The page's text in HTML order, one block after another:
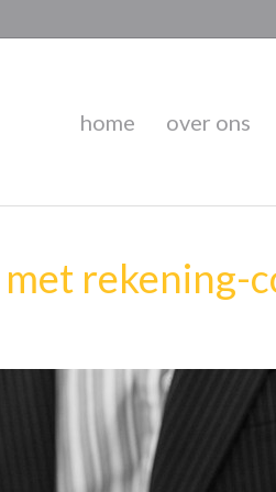
home over ons
rekening-